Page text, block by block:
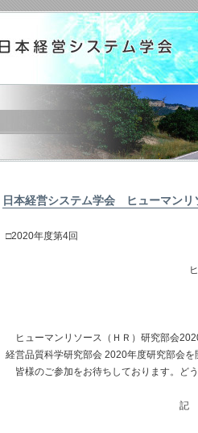
日本経営システム学会 ヒューマンリ
□2020年度第4回
ヒューマンリソース
ヒューマンリソース（ＨＲ）研究部会
経営品質科学研究部会 2020年度研究部会
皆様のご参加をお待ちしております。ど
記